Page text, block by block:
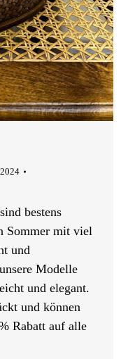
bestens
Sommer mit viel
und
Modelle
und elegant.
und können
Rabatt auf alle